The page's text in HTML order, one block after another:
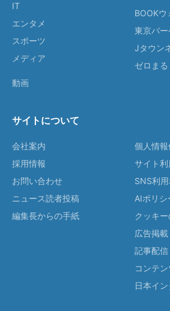
IT
エンタメ
スポーツ
メディア
動画
BOOKウ
東京バ
Jタウン
ゼロまる
サイトについて
会社案内
採用情報
お問い合わせ
ニュース読者投稿
編集長からの手紙
個人情
サイト利
SNS利
AIポリシ
クッキ
広告掲載
記事配信
コンテ
日本イ